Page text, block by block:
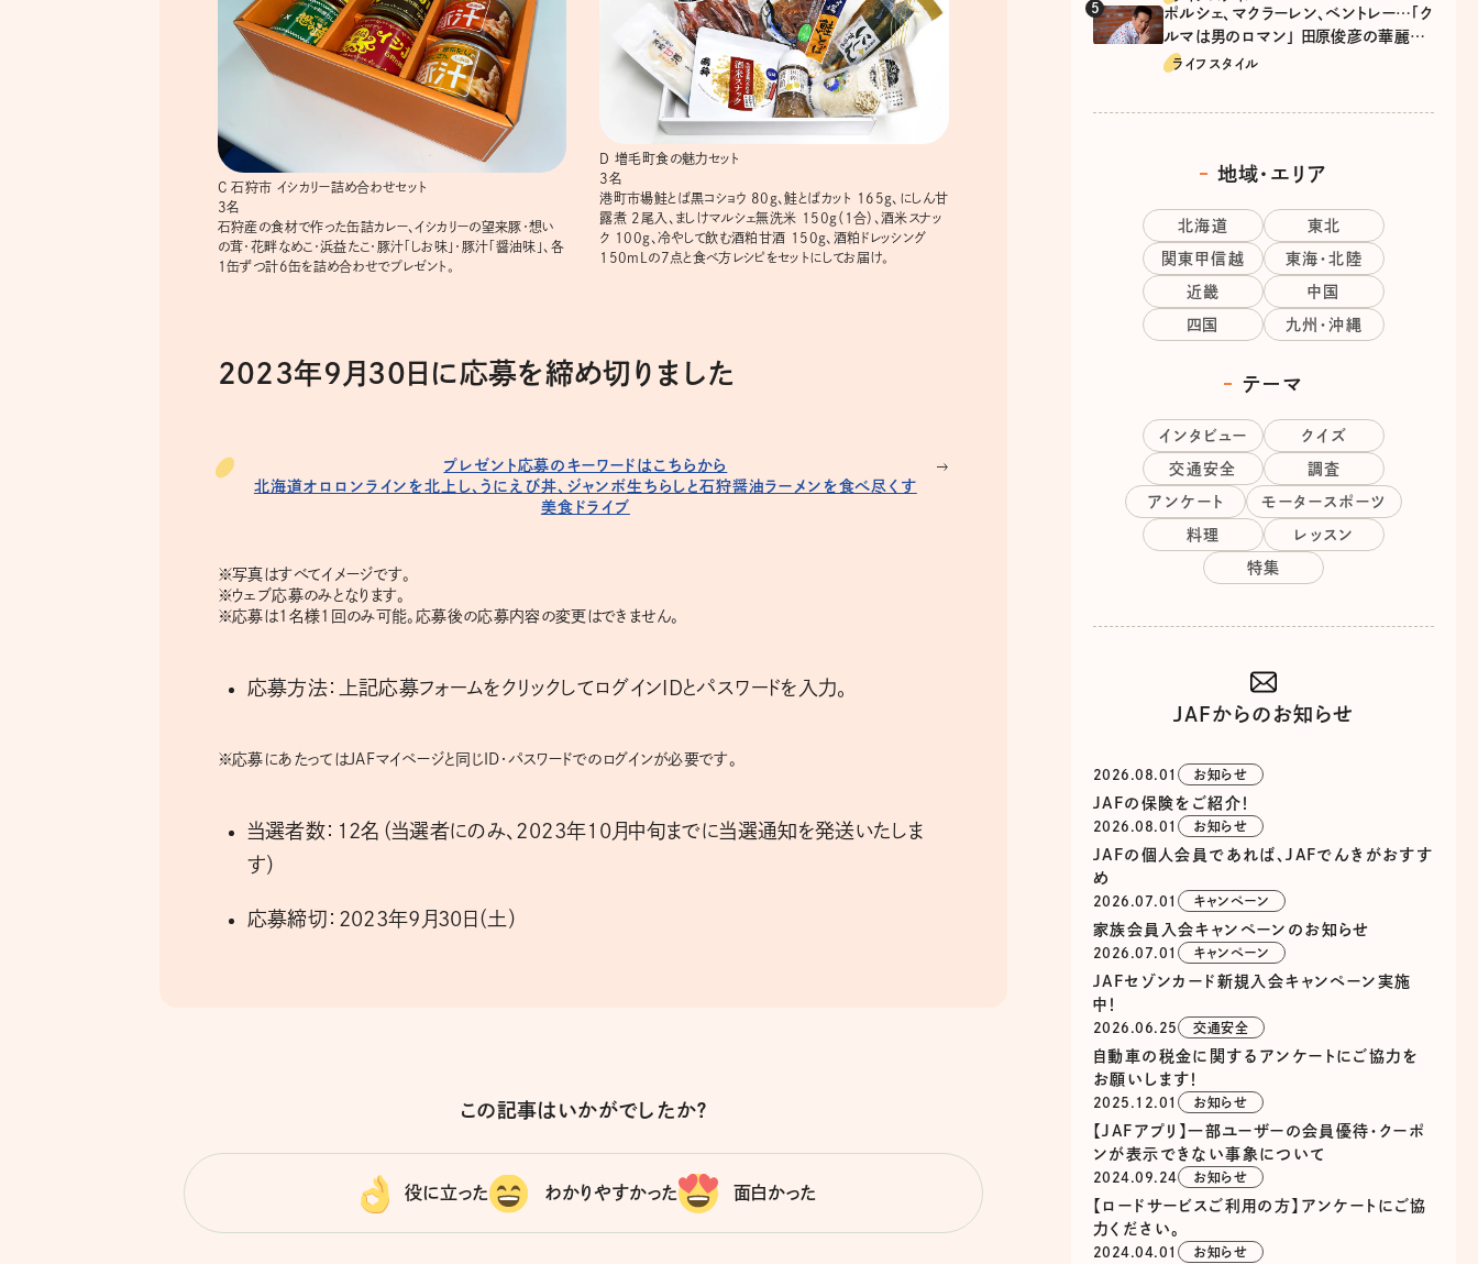
C 石狩市 イシカリー詰め合わせセット
3名
石狩産の食材で作った缶詰カレー、イシカリーの望来豚・想い
の茸・花畔なめこ・浜益たこ・豚汁「しお味」・豚汁「醤油味」、各
1缶ずつ計6缶を詰め合わせでプレゼント。
D 増毛町食の魅力セット
3名
港町市場鮭とば黒コショウ 80g、鮭とばカット 165g、にしん甘
露煮 2尾入、ましけマルシェ無洗米 150g（1合）、酒米スナッ
ク 100g、冷やして飲む酒粕甘酒 150g、酒粕ドレッシング
150mLの7点と食べ方レシピをセットにしてお届け。
2023年9月30日に応募を締め切りました
プレゼント応募のキーワードはこちらから
北海道オロロンラインを北上し、うにえび丼、ジャンボ生ちらしと石狩醤油ラーメンを食べ尽くす
美食ドライブ
※写真はすべてイメージです。
※ウェブ応募のみとなります。
※応募は1名様1回のみ可能。応募後の応募内容の変更はできません。
応募方法：上記応募フォームをクリックしてログインIDとパスワードを入力。
※応募にあたってはJAFマイページと同じID・パスワードでのログインが必要です。
当選者数：12名（当選者にのみ、2023年10月中旬までに当選通知を発送いたしま
す）
応募締切：2023年9月30日（土）
この記事はいかがでしたか？
役に立った わかりやすかった 面白かった
ポルシェ、マクラーレン、ベントレー…「ク
ルマは男のロマン」 田原俊彦の華麗な
る愛車遍歴
ライフスタイル
地域・エリア
北海道 東北
関東甲信越 東海・北陸
近畿 中国
四国 九州・沖縄
テーマ
インタビュー クイズ
交通安全 調査
アンケート モータースポーツ
料理 レッスン
特集
JAFからのお知らせ
2026.08.01 お知らせ
JAFの保険をご紹介！
2026.08.01 お知らせ
JAFの個人会員であれば、JAFでんきがおすす
め
2026.07.01 キャンペーン
家族会員入会キャンペーンのお知らせ
2026.07.01 キャンペーン
JAFセゾンカード新規入会キャンペーン実施
中！
2026.06.25 交通安全
自動車の税金に関するアンケートにご協力を
お願いします！
2025.12.01 お知らせ
【JAFアプリ】一部ユーザーの会員優待・クーポ
ンが表示できない事象について
2024.09.24 お知らせ
【ロードサービスご利用の方】アンケートにご協
力ください。
2024.04.01 お知らせ